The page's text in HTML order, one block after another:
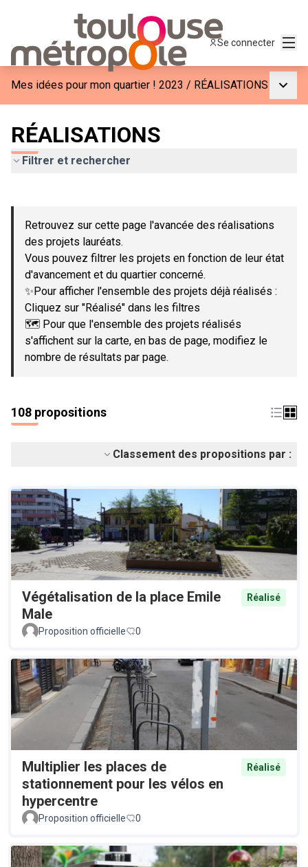
Se connecter
Mes idées pour mon quartier ! 2023 / RÉALISATIONS
RÉALISATIONS
Filtrer et rechercher
−
Retrouvez sur cette page l'avancée des réalisations
des projets lauréats.
Vous pouvez filtrer les projets en fonction de leur état
d'avancement et du quartier concerné.
✨Pour afficher l'ensemble des projets déjà réalisés :
Cliquez sur "Réalisé" dans les filtres
🗺️ Pour que l'ensemble des projets réalisés
s'affichent sur la carte, en bas de page, modifiez le
nombre de résultats par page.
108 propositions
Classement des propositions par :
Végétalisation de la place Emile
Male
Réalisé
Proposition officielle 0
Multiplier les places de
stationnement pour les vélos en
hypercentre
Réalisé
Proposition officielle 0